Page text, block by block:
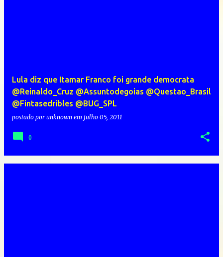
Lula diz que Itamar Franco foi grande democrata
@Reinaldo_Cruz @Assuntodegoias @Questao_Brasil
@Fintasedribles @BUG_SPL
postado por unknown em julho 05, 2011
0